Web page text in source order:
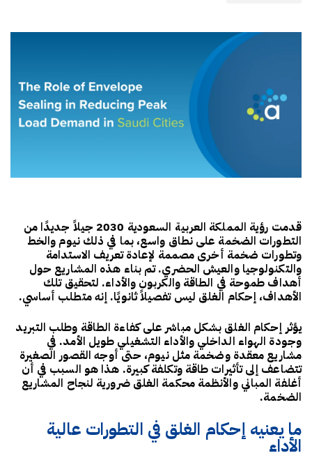
قدمت رؤية المملكة العربية السعودية 2030 جيلاً جديدًا من
التطورات الضخمة على نطاق واسع، بما في ذلك نيوم والخط
وتطورات ضخمة أخرى مصممة لإعادة تعريف الاستدامة
والتكنولوجيا والعيش الحضري. تم بناء هذه المشاريع حول
أهداف طموحة في الطاقة والكربون والأداء. لتحقيق تلك
الأهداف، إحكام الغلق ليس تفصيلاً ثانويًا. إنه متطلب أساسي.
يؤثر إحكام الغلق بشكل مباشر على كفاءة الطاقة وطلب التبريد
وجودة الهواء الداخلي والأداء التشغيلي طويل الأمد. في
مشاريع معقدة وضخمة مثل نيوم، حتى أوجه القصور الصغيرة
تتضاعف إلى تأثيرات طاقة وتكلفة كبيرة. هذا هو السبب في أن
أغلفة المباني والأنظمة محكمة الغلق ضرورية لنجاح المشاريع
الضخمة.
ما يعنيه إحكام الغلق في التطورات عالية
الأداء